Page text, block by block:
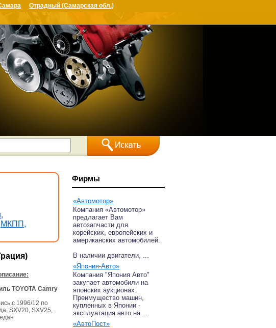
Отрадный (Самарская обл.)
МКПП,
TOYOTA Camry
с 1996/12 по
SXV20, SXV25,
Фирмы
«Автомотор»
Компания «Автомотор»
предлагает Вам
автозапчасти для
корейских, европейских и
американских автомобилей.
В наличии двигатели, ...
«Япония-Авто»
Компания "Япония Авто"
закупает автомобили на
японских аукционах.
Преимущество машин,
купленных в Японии -
эксплуатация авто на ...
«АвтоПост»